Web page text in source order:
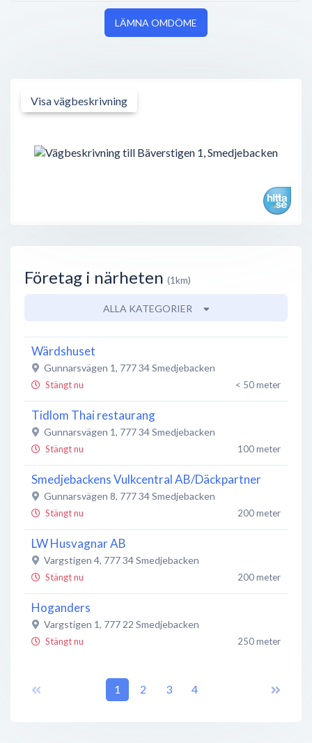
LÄMNA OMDÖME
Visa vägbeskrivning
Företag i närheten (1km)
ALLA KATEGORIER
Wärdshuset
Gunnarsvägen 1, 777 34Smedjebacken
Stängt nu < 50 meter
Tidlom Thai restaurang
Gunnarsvägen 1, 777 34Smedjebacken
Stängt nu 100 meter
Smedjebackens Vulkcentral AB/Däckpartner
Gunnarsvägen 8, 777 34Smedjebacken
Stängt nu 200 meter
LW Husvagnar AB
Vargstigen 4, 777 34Smedjebacken
Stängt nu 200 meter
Hoganders
Vargstigen 1, 777 22 Smedjebacken
Stängt nu 250 meter
Flatenbergsvägen 1 777 34 Smedjebacken
1 2 3 4